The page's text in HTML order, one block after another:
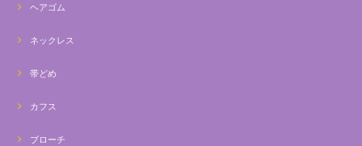
ヘアゴム
ネックレス
帯どめ
カフス
ブローチ